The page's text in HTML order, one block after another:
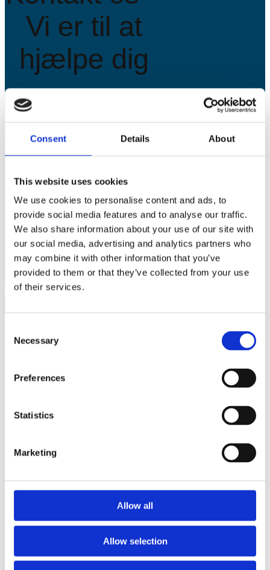
Consent Details About
This website uses cookies
We use cookies to personalise content and ads, to
provide social media features and to analyse our traffic.
We also share information about your use of our site with
our social media, advertising and analytics partners who
may combine it with other information that you’ve
provided to them or that they’ve collected from your use
of their services.
Selection
Necessary
Preferences
Statistics
Marketing
Allow all
Allow selection
Vores
varer, der ikke er på
Om os
Om firmaet
Demonteringsproces
Vi er til at
hjælpe dig
Hvis du ønsker at
sælge en eller
flere vindmøller,
tilbyder vi gerne
et uforpligtende
tilbud, der er
tilpasset dine
behov.
brugte vindmøller. Fra vores kontorer i Danmark og Tyskland
leverer vi vindmøller og reservedele til kunder over hele
verden.